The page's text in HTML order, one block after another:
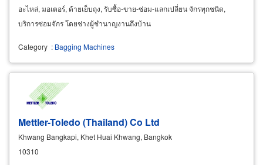
อะไหล่, มอเตอร์, ด้ายเย็บถุง, รับซื้อ-ขาย-ซ่อม-แลกเปลี่ยน จักรทุกชนิด,
บริการซ่อมจักร โดยช่างผู้ชำนาญงานถึงบ้าน
Category : Bagging Machines
Mettler-Toledo (Thailand) Co Ltd
Khwang Bangkapi, Khet Huai Khwang, Bangkok
10310